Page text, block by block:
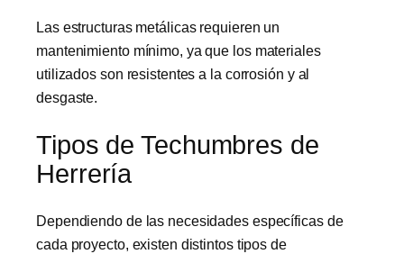
Las estructuras metálicas requieren un
mantenimiento mínimo, ya que los materiales
utilizados son resistentes a la corrosión y al
desgaste.
Tipos de Techumbres de
Herrería
Dependiendo de las necesidades específicas de
cada proyecto, existen distintos tipos de